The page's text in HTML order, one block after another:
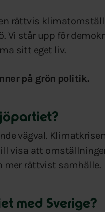
rättvis
Vi står upp för
sitt eget liv.
på grön politik.
vägval.
visa att
mer rättvist samhälle.
med Sverige?